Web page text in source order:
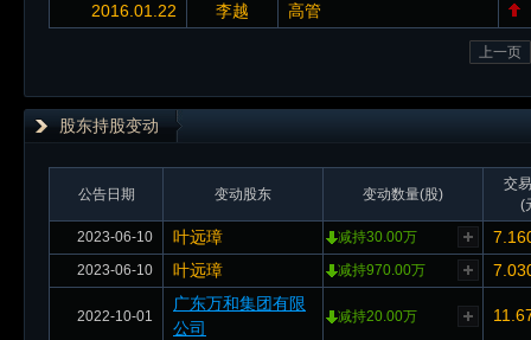
2016.01.22
李越 高管
上一页
股东持股变动
公告日期 变动股东 变动数量(股)
交
(
2023-06-10
叶远璋 减持30.00万
2023-06-10 叶远璋 减持970.00万
2022-10-01
广东万和集团有限
公司
减持20.00万